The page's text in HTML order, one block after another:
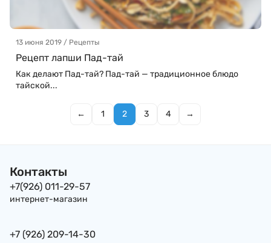
13 июня 2019 / Рецепты
Рецепт лапши Пад-тай
Как делают Пад-тай? Пад-тай — традиционное блюдо
тайской...
← 1 2 3 4 →
Контакты
+7(926) 011-29-57
интернет-магазин
+7 (926) 209-14-30